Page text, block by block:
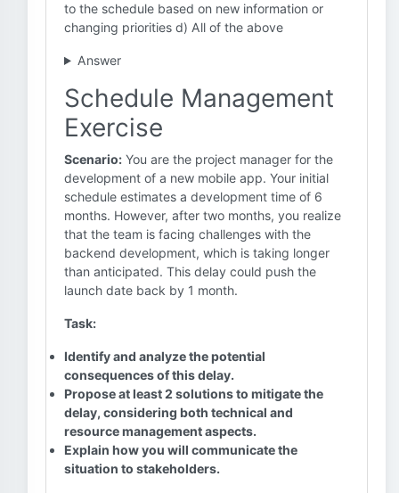
to the schedule based on new information or
changing priorities d) All of the above
Answer
Schedule Management
Exercise
Scenario: You are the project manager for the
development of a new mobile app. Your initial
schedule estimates a development time of 6
months. However, after two months, you realize
that the team is facing challenges with the
backend development, which is taking longer
than anticipated. This delay could push the
launch date back by 1 month.
Task:
Identify and analyze the potential
consequences of this delay.
Propose at least 2 solutions to mitigate the
delay, considering both technical and
resource management aspects.
Explain how you will communicate the
situation to stakeholders.